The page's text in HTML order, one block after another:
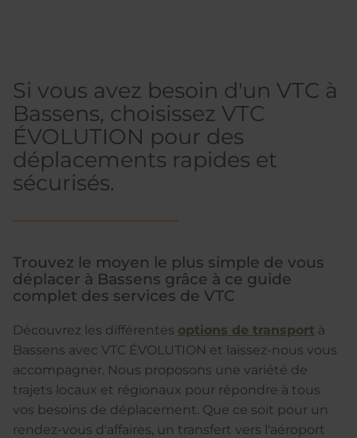
Si vous avez besoin d'un VTC à
Bassens, choisissez VTC
ÉVOLUTION pour des
déplacements rapides et
sécurisés.
Trouvez le moyen le plus simple de vous
déplacer à Bassens grâce à ce guide
complet des services de VTC
Découvrez les différentes options de transport à
Bassens avec VTC ÉVOLUTION et laissez-nous vous
accompagner. Nous proposons une variété de
trajets locaux et régionaux pour répondre à tous
vos besoins de déplacement. Que ce soit pour un
rendez-vous d'affaires, un transfert vers l'aéroport